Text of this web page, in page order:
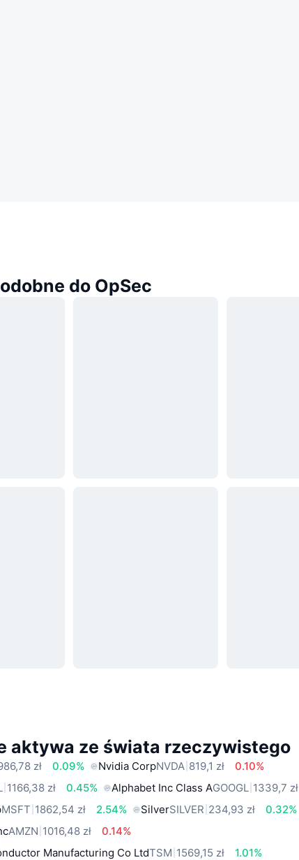
do OpSec
aktywa ze świata rzeczywistego
zł 0.09% Nvidia CorpNVDA 819,1 zł
0.10%
1166,38 zł 0.45% Alphabet Inc Class AGOOGL 1339,7 zł
MSFT 1862,54 zł 2.54% SilverSILVER 234,93 zł
0.32%
AMZN 1016,48 zł
0.14%
Manufacturing Co LtdTSM 1569,15 zł
1.01%